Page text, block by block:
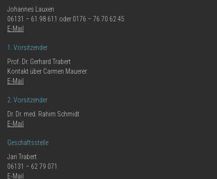
Johannes Lauxen
06131 – 61 98 611 oder 0176 – 76 70 62 45
E-Mail
1. Vorsitzender
Prof. Dr. Gerhard Trabert
Kontakt über Carmen Mauerer:
E-Mail
2. Vorsitzender
Dr. Dr. med. Rahim Schmidt
E-Mail
Geschäftsstelle
Jari Trabert
06131 – 62 79 071
E-Mail